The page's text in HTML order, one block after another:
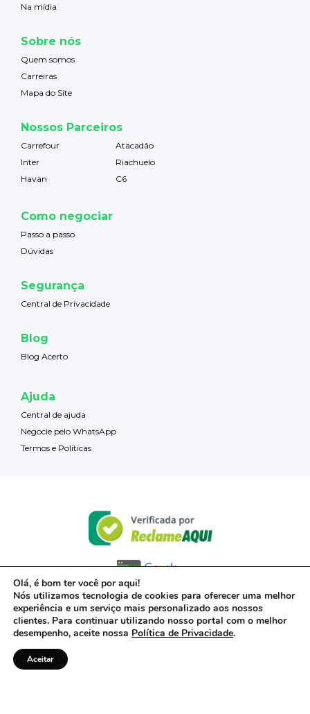
Na mídia
Sobre nós
Quem somos
Carreiras
Mapa do Site
Nossos Parceiros
Carrefour
Atacadão
Inter
Riachuelo
Havan
C6
Como negociar
Passo a passo
Dúvidas
Segurança
Central de Privacidade
Blog
Blog Acerto
Ajuda
Central de ajuda
Negocie pelo WhatsApp
Termos e Políticas
Olá, é bom ter você por aqui!
Nós utilizamos tecnologia de cookies para oferecer uma melhor
experiência e um serviço mais personalizado aos nossos
clientes. Para continuar utilizando nosso portal com o melhor
desempenho, aceite nossa Política de Privacidade.
Aceitar